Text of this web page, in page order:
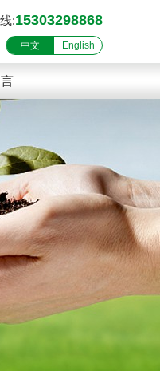
:15303298868
中文 English